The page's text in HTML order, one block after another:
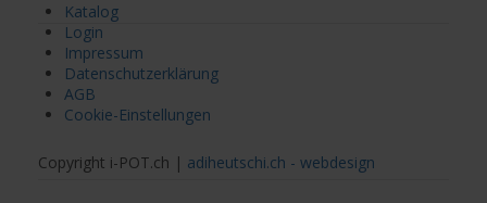
Katalog
Login
Impressum
Datenschutzerklärung
AGB
Cookie-Einstellungen
Copyright i-POT.ch | adiheutschi.ch - webdesign